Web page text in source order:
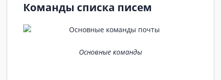
Команды списка писем
Основные команды